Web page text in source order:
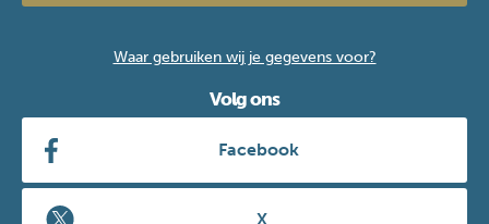
Waar gebruiken wij je gegevens voor?
Volg ons
Facebook
X